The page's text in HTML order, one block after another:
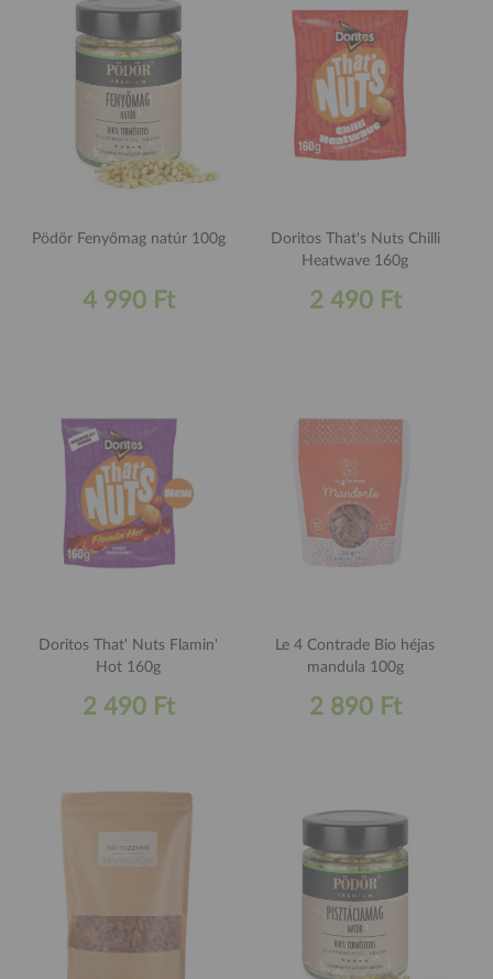
Pödör Fenyőmag natúr 100g
4 990 Ft
Doritos That's Nuts Chilli
Heatwave 160g
2 490 Ft
Doritos That' Nuts Flamin'
Hot 160g
2 490 Ft
Le 4 Contrade Bio héjas
mandula 100g
2 890 Ft